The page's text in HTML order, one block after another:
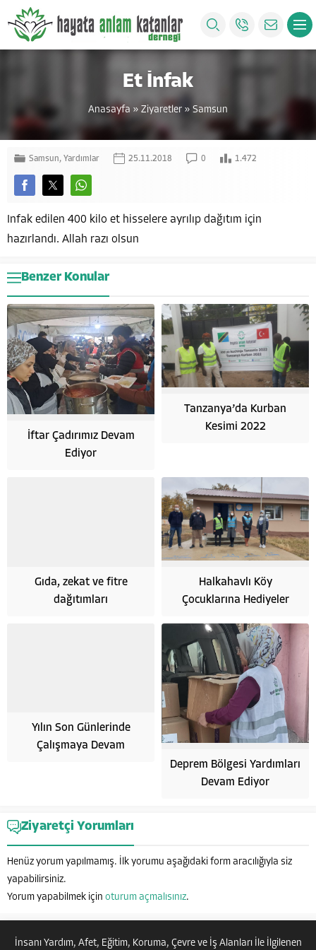
Et İnfak
Anasayfa » Ziyaretler » Samsun
Samsun, Yardımlar 25.11.2018 0 1.472
Infak edilen 400 kilo et hisselere ayrılıp dağıtım için
hazırlandı. Allah razı olsun
Benzer Konular
İftar Çadırımız Devam
Ediyor
Tanzanya’da Kurban
Kesimi 2022
Gıda, zekat ve fitre
dağıtımları
Halkahavlı Köy
Çocuklarına Hediyeler
Yılın Son Günlerinde
Çalışmaya Devam
Deprem Bölgesi Yardımları
Devam Ediyor
Ziyaretçi Yorumları
Henüz yorum yapılmamış. İlk yorumu aşağıdaki form aracılığıyla siz
yapabilirsiniz.
Yorum yapabilmek için oturum açmalısınız.
İnsanı Yardım, Afet, Eğitim, Koruma, Çevre ve İş Alanları İle İlgilenen